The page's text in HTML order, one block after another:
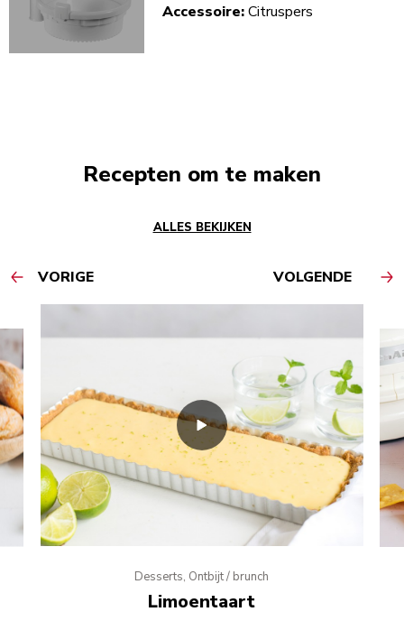
Accessoire:Citruspers
Recepten om te maken
ALLES BEKIJKEN
VORIGE VOLGENDE
Desserts, Ontbijt / brunch
Limoentaart